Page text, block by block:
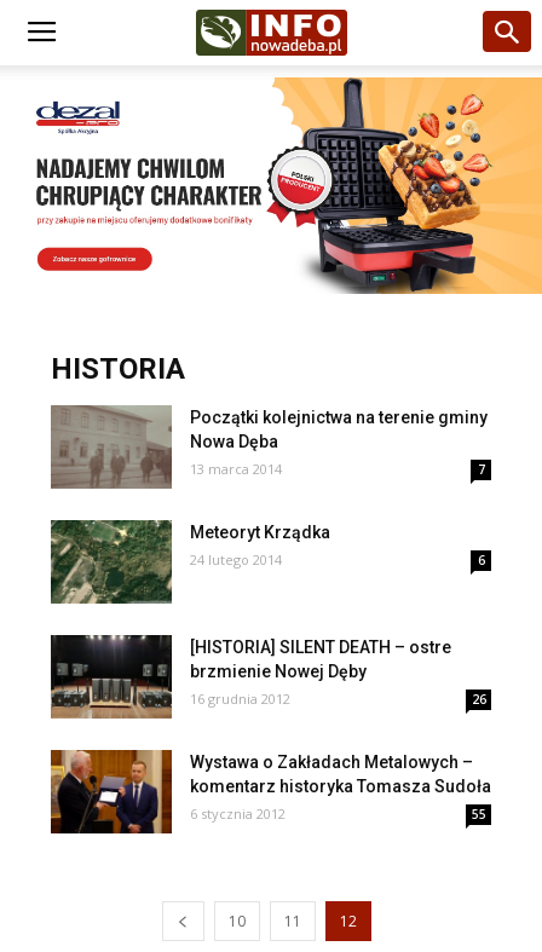
HISTORIA
Początki kolejnictwa na terenie gminy
Nowa Dęba
13 marca 2014 7
Meteoryt Krządka
24 lutego 2014 6
[HISTORIA] SILENT DEATH – ostre
brzmienie Nowej Dęby
16 grudnia 2012 26
Wystawa o Zakładach Metalowych –
komentarz historyka Tomasza Sudoła
6 stycznia 2012 55
10 11 12